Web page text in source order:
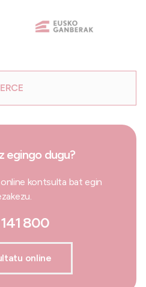
egingo dugu?
kontsulta bat egin
800
online